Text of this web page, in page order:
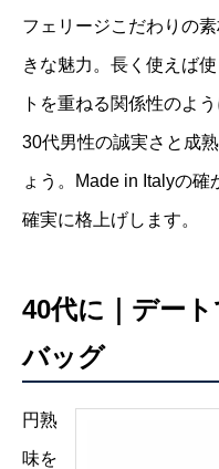
フェリージこだわりの
きな魅力。長く使えば
トを重ねる関係性のよ
30代男性の誠実さと成
ょう。Made in Italyの
確実に格上げします。
40代に｜デー
バッグ
円熟
味を